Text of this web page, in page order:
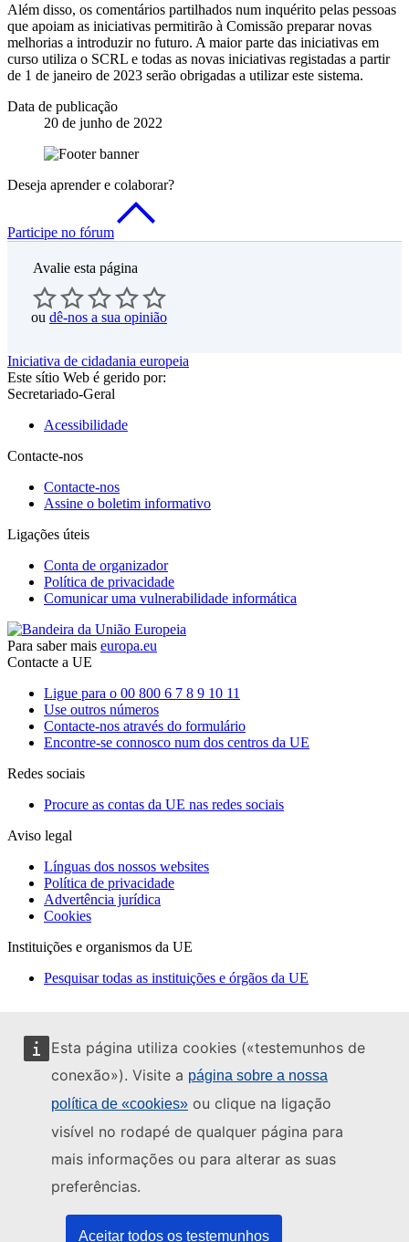
Esta página utiliza cookies («testemunhos de
conexão»). Visite a página sobre a nossa
política de «cookies» ou clique na ligação
visível no rodapé de qualquer página para
mais informações ou para alterar as suas
preferências.
Aceitar todos os testemunhos
Além disso, os comentários partilhados num inquérito pelas pessoas
que apoiam as iniciativas permitirão à Comissão preparar novas
melhorias a introduzir no futuro. A maior parte das iniciativas em
curso utiliza o SCRL e todas as novas iniciativas registadas a partir
de 1 de janeiro de 2023 serão obrigadas a utilizar este sistema.
Data de publicação
20 de junho de 2022
Deseja aprender e colaborar?
Participe no fórum
Avalie esta página
ou dê-nos a sua opinião
Iniciativa de cidadania europeia
Este sítio Web é gerido por:
Secretariado-Geral
Acessibilidade
Contacte-nos
Contacte-nos
Assine o boletim informativo
Ligações úteis
Conta de organizador
Política de privacidade
Comunicar uma vulnerabilidade informática
Para saber mais europa.eu
Contacte a UE
Ligue para o 00 800 6 7 8 9 10 11
Use outros números
Contacte-nos através do formulário
Encontre-se connosco num dos centros da UE
Redes sociais
Procure as contas da UE nas redes sociais
Aviso legal
Línguas dos nossos websites
Política de privacidade
Advertência jurídica
Cookies
Instituições e organismos da UE
Pesquisar todas as instituições e órgãos da UE